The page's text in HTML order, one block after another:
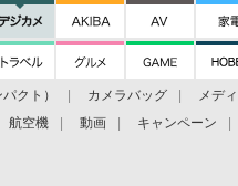
クト） カメラバッグ メデ
航空機 動画 キャンペーン